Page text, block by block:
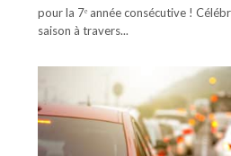
pour la 7ᵉ année consécutive !
saison à travers...